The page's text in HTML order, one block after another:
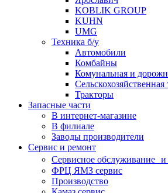
KOBLIK GROUP
KUHN
UMG
Техника б/у
Автомобили
Комбайны
Комунальная и
Сельскохозяйственная
Тракторы
Запасные части
В интернет-магазине
В филиале
Заводы производители
Сервис и ремонт
Сервисное обслуживание и
ФРЦ ЯМЗ сервис
Производство